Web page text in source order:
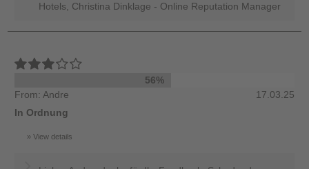
Hotels, Christina Dinklage - Online Reputation Manager
56%
From: Andre
17.03.25
In Ordnung
View details